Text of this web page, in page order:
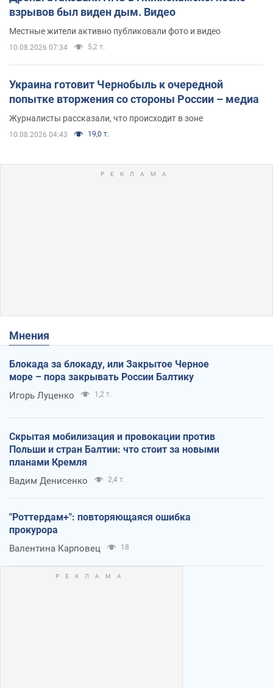
взрывов был виден дым. Видео
Местные жители активно публиковали фото и видео
10.08.2026 07:34 5,2 т.
Украина готовит Чернобыль к очередной
попытке вторжения со стороны России – медиа
Журналисты рассказали, что происходит в зоне
10.08.2026 04:43 19,0 т.
Мнения
Блокада за блокаду, или Закрытое Черное
море – пора закрывать России Балтику
Игорь Луценко 1,2 т.
Скрытая мобилизация и провокации против
Польши и стран Балтии: что стоит за новыми
планами Кремля
Вадим Денисенко 2,4 т.
"Роттердам+": повторяющаяся ошибка
прокурора
Валентина Карповец 18